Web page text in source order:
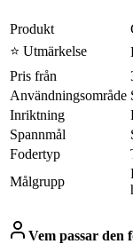
Produkt
⭐ Utmärkelse
Pris från
Användningsområde
Inriktning
Spannmål
Fodertyp
Målgrupp
Vem passar den